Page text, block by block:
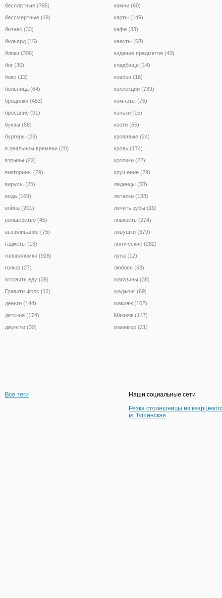
бесплатные (785)
бессмертные (49)
бизнес (33)
бильярд (16)
блоки (396)
бог (30)
бокс (13)
больница (64)
бродилки (453)
бросание (91)
буквы (58)
бургеры (23)
в реальном времени (20)
взрывы (22)
викторины (29)
вирусы (25)
вода (169)
война (201)
волшебство (45)
выпиливание (75)
гаджеты (13)
головоломки (928)
гольф (27)
готовить еду (39)
Гравити Фолс (12)
деньги (144)
детские (174)
джунгли (30)
камни (60)
карты (149)
кафе (33)
квесты (68)
кидание предметов (40)
кладбище (14)
ковбои (18)
коллекции (739)
комнаты (76)
коньки (15)
кости (65)
кровавые (24)
кровь (174)
кролики (22)
крушение (29)
леденцы (58)
леталки (138)
лечить зубы (19)
ловкость (274)
ловушки (379)
логические (282)
луна (12)
любовь (63)
магазины (38)
маджонг (69)
макияж (102)
Макияж (147)
маникюр (21)
Все теги
Наши социальные сети
Резка столешницы из
м. Тушинская